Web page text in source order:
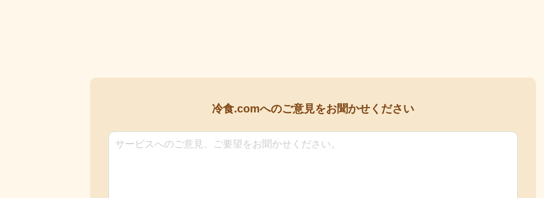
冷食.comへのご意見をお聞かせください